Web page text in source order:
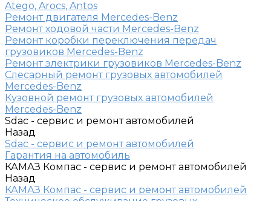
Atego, Arocs, Antos
Ремонт двигателя Mercedes-Benz
Ремонт ходовой части Mercedes-Benz
Ремонт коробки переключения передач
грузовиков Mercedes-Benz
Ремонт электрики грузовиков Mercedes-Benz
Слесарный ремонт грузовых автомобилей
Mercedes-Benz
Кузовной ремонт грузовых автомобилей
Mercedes-Benz
Sdac - сервис и ремонт автомобилей
Назад
Sdac - сервис и ремонт автомобилей
Гарантия на автомобиль
КАМАЗ Компас - сервис и ремонт автомобилей
Назад
КАМАЗ Компас - сервис и ремонт автомобилей